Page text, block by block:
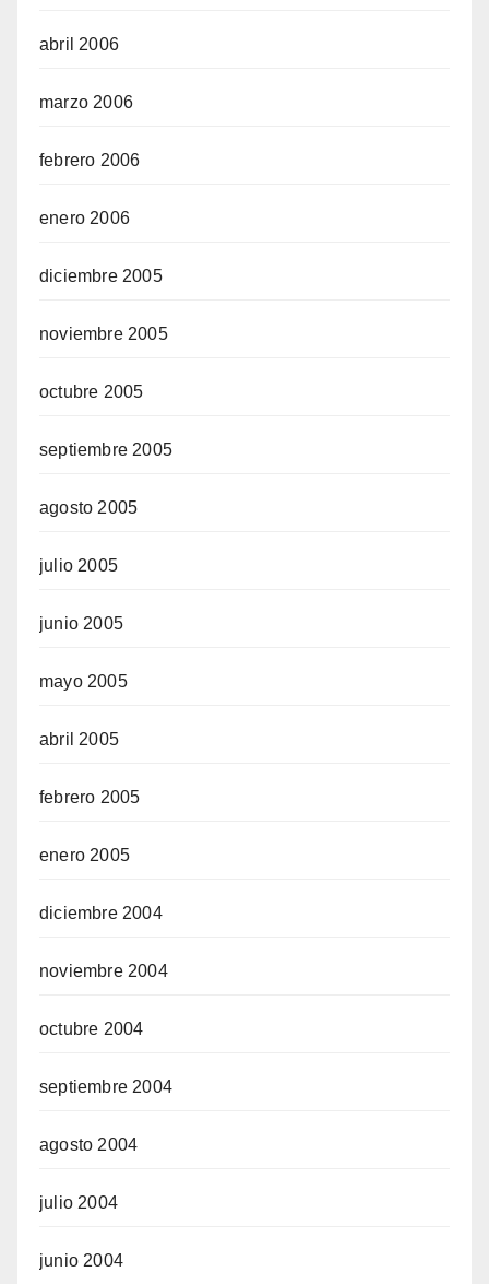
abril 2006
marzo 2006
febrero 2006
enero 2006
diciembre 2005
noviembre 2005
octubre 2005
septiembre 2005
agosto 2005
julio 2005
junio 2005
mayo 2005
abril 2005
febrero 2005
enero 2005
diciembre 2004
noviembre 2004
octubre 2004
septiembre 2004
agosto 2004
julio 2004
junio 2004